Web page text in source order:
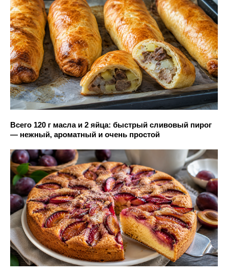
Всего 120 г масла и 2 яйца: быстрый сливовый пирог
— нежный, ароматный и очень простой